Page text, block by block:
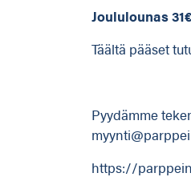
Joululounas
Täältä pääset
Pyydämme
https://